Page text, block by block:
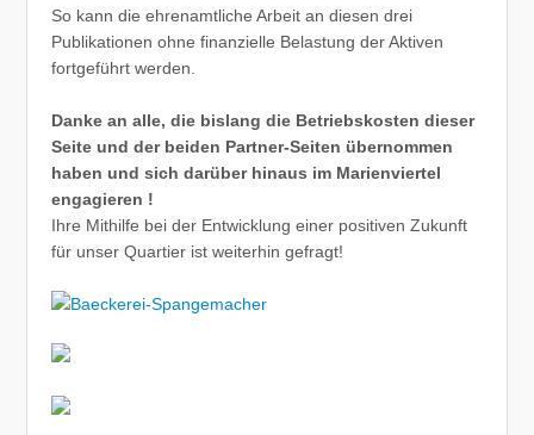
So kann die ehrenamtliche Arbeit an diesen drei
Publikationen ohne finanzielle Belastung der Aktiven
fortgeführt werden.
Danke an alle, die bislang die Betriebskosten dieser
Seite und der beiden Partner-Seiten übernommen
haben und sich darüber hinaus im Marienviertel
engagieren !
Ihre Mithilfe bei der Entwicklung einer positiven Zukunft
für unser Quartier ist weiterhin gefragt!